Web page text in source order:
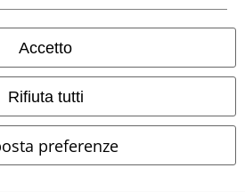
Accetto
Rifiuta tutti
preferenze
dell’ambiente